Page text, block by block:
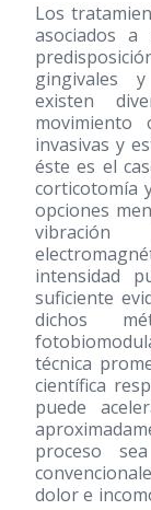
Los
asociados a
gingivales
existen
movimiento
invasivas y
éste es el
corticotomía
opciones
vibración
intensidad
suficiente
dichos
técnica
científica
puede
proceso
dolor e